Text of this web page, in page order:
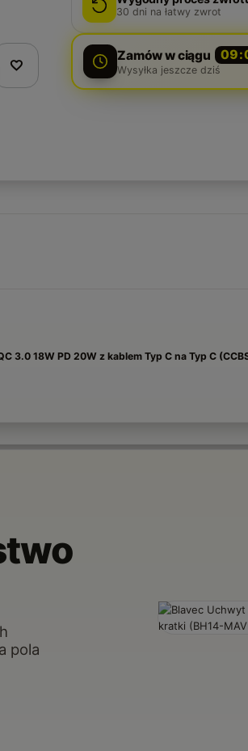
30 dni na łatwy zwrot
Zamów w ciągu
Wysyłka jeszcze dziś
3.0 18W PD 20W z kablem Typ C na Typ C
pola